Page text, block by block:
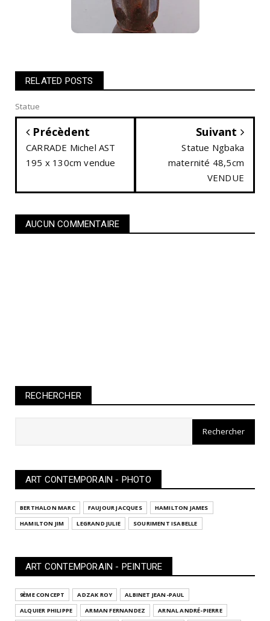
RELATED POSTS
Statue
Précèdent
CARRADE Michel AST
195 x 130cm vendue
Suivant
Statue Ngbaka
maternité 48,5cm
VENDUE
AUCUN COMMENTAIRE
RECHERCHER
ART CONTEMPORAIN - PHOTO
BERTHALON MARC FAUJOUR JACQUES
HAMILTON JAMES
HAMILTON JIM
LEGRAND JULIE SOURIMENT ISABELLE
ART CONTEMPORAIN - PEINTURE
9ÈME CONCEPT ADZAK ROY
ALBINET JEAN-PAUL
ALQUIER PHILIPPE
ARMAN FERNANDEZ
ARNAL ANDRÉ-PIERRE